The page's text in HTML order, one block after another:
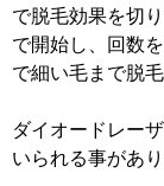
で脱毛効果を切
で開始し、回数
で細い毛まで脱
ダイオードレー
いられる事があり